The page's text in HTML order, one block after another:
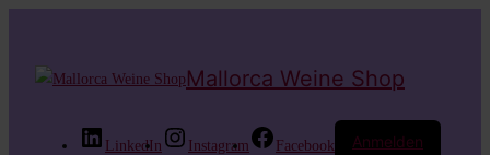
Mallorca Weine Shop
LinkedIn Instagram Facebook Anmelden